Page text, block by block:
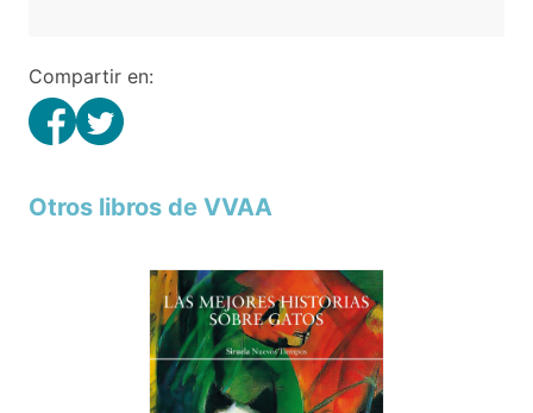
Compartir en:
Otros libros de VVAA